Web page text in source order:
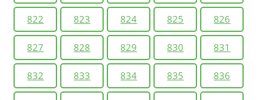
822 823 824 825 826
827 828 829 830 831
832 833 834 835 836